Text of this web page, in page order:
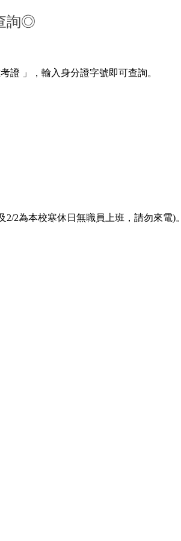
詢◎
證 」，輸入身分證字號即可查詢。
2/2為本校寒休日無職員上班，請勿來電)。